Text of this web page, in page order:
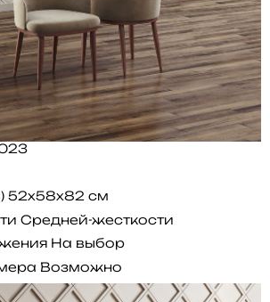
52x58x82 см
Средней-жесткости
На выбор
Возможно